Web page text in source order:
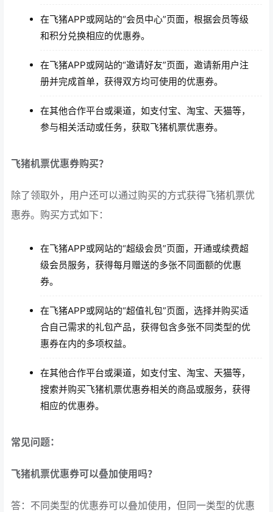
在飞猪APP或网站的“会员中心”页面，根据会员等级
和积分兑换相应的优惠券。
在飞猪APP或网站的“邀请好友”页面，邀请新用户注
册并完成首单，获得双方均可使用的优惠券。
在其他合作平台或渠道，如支付宝、淘宝、天猫等，
参与相关活动或任务，获取飞猪机票优惠券。
飞猪机票优惠券购买？
除了领取外，用户还可以通过购买的方式获得飞猪机票优
惠券。购买方式如下：
在飞猪APP或网站的“超级会员”页面，开通或续费超
级会员服务，获得每月赠送的多张不同面额的优惠
券。
在飞猪APP或网站的“超值礼包”页面，选择并购买适
合自己需求的礼包产品，获得包含多张不同类型的优
惠券在内的多项权益。
在其他合作平台或渠道，如支付宝、淘宝、天猫等，
搜索并购买飞猪机票优惠券相关的商品或服务，获得
相应的优惠券。
常见问题：
飞猪机票优惠券可以叠加使用吗？
答：不同类型的优惠券可以叠加使用，但同一类型的优惠